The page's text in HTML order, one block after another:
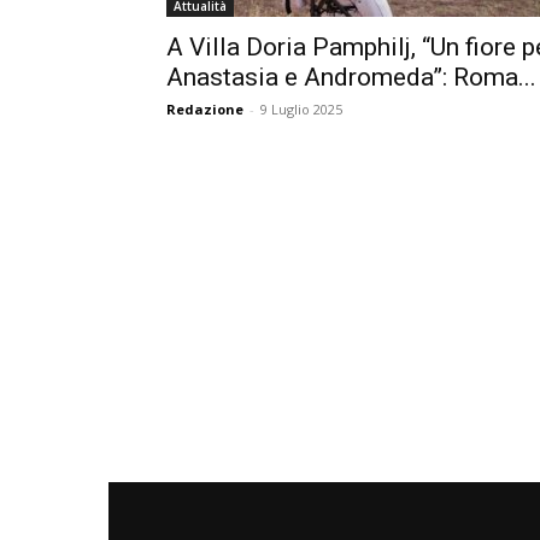
Attualità
A Villa Doria Pamphilj, “Un fiore
Anastasia e Andromeda”: Roma...
Redazione - 9 Luglio 2025